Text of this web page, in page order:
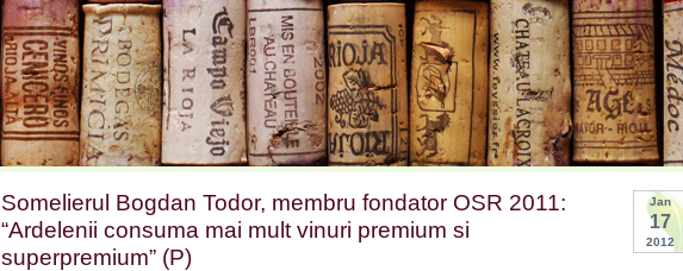
Jan
17
2012
Somelierul Bogdan Todor, membru fondator OSR 2011:
“Ardelenii consuma mai mult vinuri premium si
superpremium” (P)